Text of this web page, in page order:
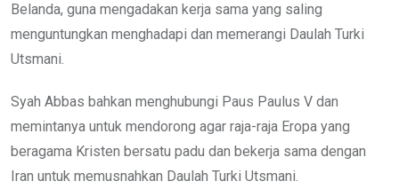
Belanda, guna mengadakan kerja sama yang saling
menguntungkan menghadapi dan memerangi Daulah Turki
Utsmani.
Syah Abbas bahkan menghubungi Paus Paulus V dan
memintanya untuk mendorong agar raja-raja Eropa yang
beragama Kristen bersatu padu dan bekerja sama dengan
Iran untuk memusnahkan Daulah Turki Utsmani.